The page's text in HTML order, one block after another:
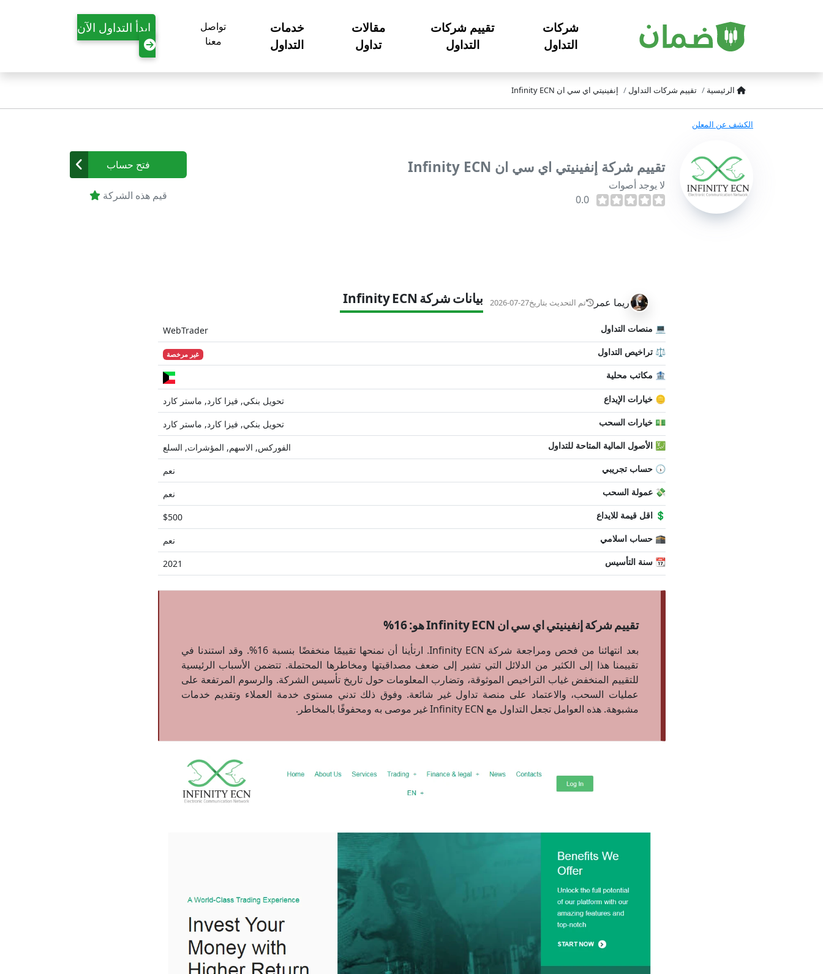
شركات
التداول
تقييم شركات
التداول
مقالات
تداول
خدمات
التداول
تواصل
معنا
ابدأ التداول الآن
الرئيسية تقييم شركات التداول إنفينيتي اي سي ان Infinity ECN
الكشف عن المعلن
تقييم شركة إنفينيتي اي سي ان Infinity ECN
لا يوجد أصوات
0.0
ريما عمر تم التحديث بتاريخ2026-07-27
فتح حساب
قيم هذه الشركة
بيانات شركة Infinity ECN
WebTrader 💻 منصات التداول
غير مرخصة
⚖️ تراخيص التداول
🏦 مكاتب محلية
تحويل بنكي, فيزا كارد, ماستر كارد 🪙 خيارات الإيداع
تحويل بنكي, فيزا كارد, ماستر كارد 💵 خيارات السحب
الفوركس, الاسهم, المؤشرات, السلع 💹 الأصول المالية المتاحة للتداول
نعم 🕠 حساب تجريبي
نعم 💸 عمولة السحب
$500 💲 اقل قيمة للايداع
نعم 🕋 حساب اسلامي
2021 📆 سنة التأسيس
تقييم شركة إنفينيتي اي سي ان Infinity ECN هو: 16%
بعد انتهائنا من فحص ومراجعة شركة Infinity ECN. ارتأينا أن نمنحها تقييمًا منخفضًا بنسبة 16%. وقد استندنا في
تقييمنا هذا إلى الكثير من الدلائل التي تشير إلى ضعف مصداقيتها ومخاطرها المحتملة. تتضمن الأسباب الرئيسية
للتقييم المنخفض غياب التراخيص الموثوقة، وتضارب المعلومات حول تاريخ تأسيس الشركة. والرسوم المرتفعة على
عمليات السحب، والاعتماد على منصة تداول غير شائعة. وفوق ذلك تدني مستوى خدمة العملاء وتقديم خدمات
مشبوهة. هذه العوامل تجعل التداول مع Infinity ECN غير موصى به ومحفوفًا بالمخاطر.